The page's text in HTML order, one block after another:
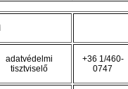
adatvédelmi
tisztviselő
+36 1/460-
0747